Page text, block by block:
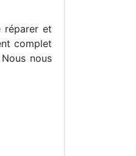
réparer et
complet
nous